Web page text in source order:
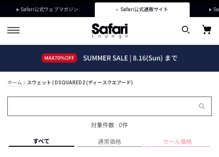
Safari公式ウェブマガジン Safari公式通販サイト
ホーム スウェット | DSQUARED2 (ディースクエアード)
対象件数 : 0件
すべて 通常価格 セール価格